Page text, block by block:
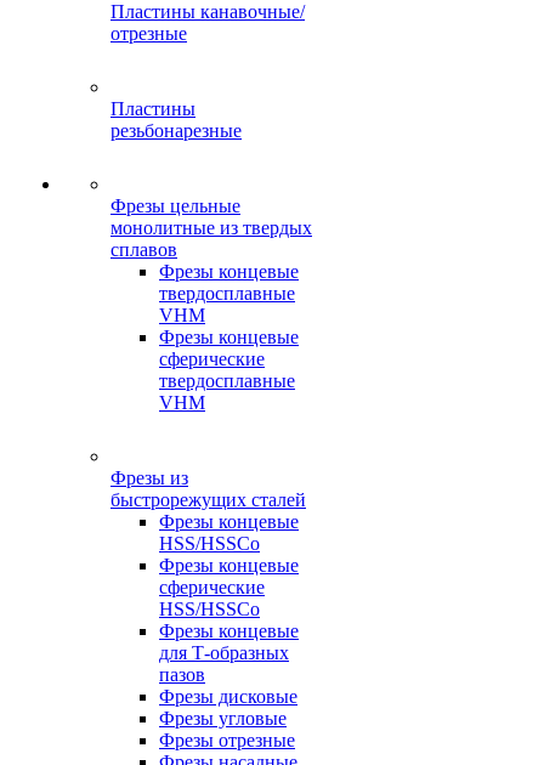
Пластины канавочные/
отрезные
Пластины
резьбонарезные
Фрезы цельные
монолитные из твердых
сплавов
Фрезы концевые
твердосплавные
VHM
Фрезы концевые
сферические
твердосплавные
VHM
Фрезы из
быстрорежущих сталей
Фрезы концевые
HSS/HSSCo
Фрезы концевые
сферические
HSS/HSSCo
Фрезы концевые
для Т-образных
пазов
Фрезы дисковые
Фрезы угловые
Фрезы отрезные